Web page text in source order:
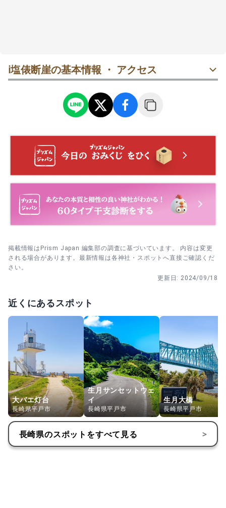
ℹ️塩俵断崖の基本情報 ・ アクセス
掲載情報はPrism Japan 編集部の調査に基づいています。 内容は変更
される場合があります。最新情報は各神社・スポットへ直接ご確認くだ
さい。
更新日: 2024/09/18
近くにあるスポット
大バエ灯台
長崎県平戸市
生月サンセットウェ
イ
長崎県平戸市
生月大橋
長崎県平戸市
長崎県のスポットをすべて見る >